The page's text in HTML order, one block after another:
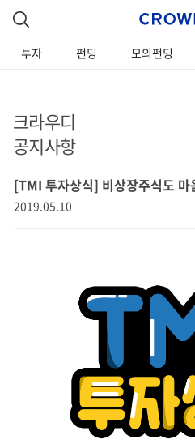
투자 펀딩 모의펀딩
크라우디
공지사항
[TMI 투자상식] 비상장주식도 마
2019.05.10